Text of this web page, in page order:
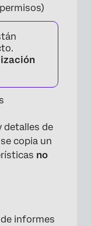
detalles de
copia un
no
informes